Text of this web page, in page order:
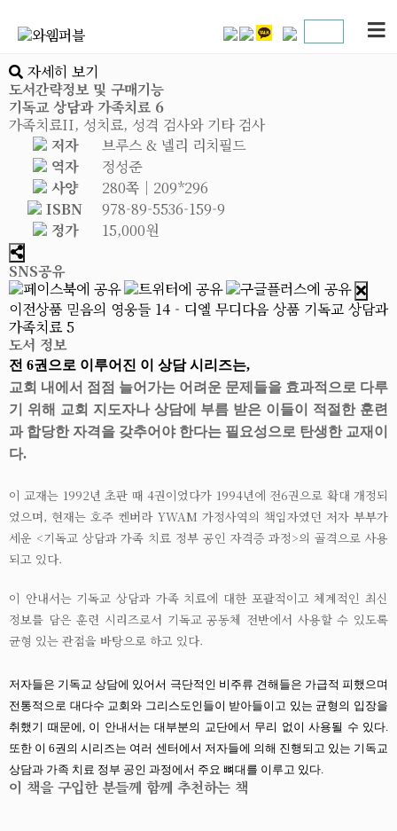
자세히 보기
도서간략정보 및 구매기능
기독교 상담과 가족치료 6
가족치료II, 성치료, 성격 검사와 기타 검사
저자
브루스 & 넬리 리치필드
역자
정성준
사양
280쪽│209*296
ISBN
978-89-5536-159-9
정가
15,000원
SNS공유
이전상품 믿음의 영웅들 14 - 디엘 무디다음 상품 기독교 상담과
가족치료 5
도서 정보
전 6권으로 이루어진 이 상담 시리즈는,
교회 내에서 점점 늘어가는 어려운 문제들을 효과적으로 다루
기 위해 교회 지도자나 상담에 부름 받은 이들이 적절한 훈련
과 합당한 자격을 갖추어야 한다는 필요성으로 탄생한 교재이
다.
이 교재는 1992년 초판 때 4권이었다가 1994년에 전6권으로 확대 개정되
었으며, 현재는 호주 켄버라 YWAM 가정사역의 책임자였던 저자 부부가
세운 <기독교 상담과 가족 치료 정부 공인 자격증 과정>의 골격으로 사용
되고 있다.
이 안내서는 기독교 상담과 가족 치료에 대한 포괄적이고 체계적인 최신
정보를 담은 훈련 시리즈로서 기독교 공동체 전반에서 사용할 수 있도록
균형 있는 관점을 바탕으로 하고 있다.
저자들은 기독교 상담에 있어서 극단적인 비주류 견해들은 가급적 피했으며
전통적으로 대다수 교회와 그리스도인들이 받아들이고 있는 균형의 입장을
취했기 때문에, 이 안내서는 대부분의 교단에서 무리 없이 사용될 수 있다.
또한 이 6권의 시리즈는 여러 센터에서 저자들에 의해 진행되고 있는 기독교
상담과 가족 치료 정부 공인 과정에서 주요 뼈대를 이루고 있다.
이 책을 구입한 분들께 함께 추천하는 책